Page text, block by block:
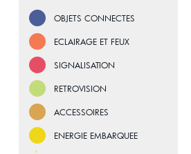
OBJETS CONNECTES
ECLAIRAGE ET FEUX
SIGNALISATION
RETROVISION
ACCESSOIRES
ENERGIE EMBARQUEE